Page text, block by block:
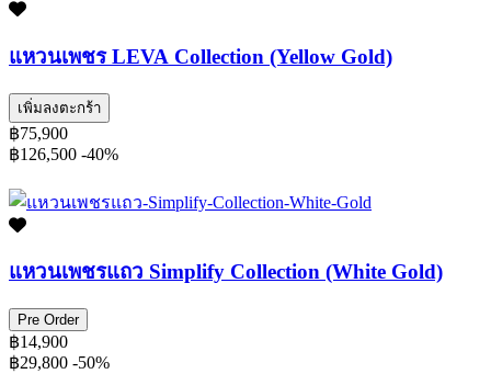
แหวนเพชร LEVA Collection (Yellow Gold)
เพิ่มลงตะกร้า
฿75,900
฿126,500 -40%
แหวนเพชรแถว Simplify Collection (White Gold)
Pre Order
฿14,900
฿29,800 -50%